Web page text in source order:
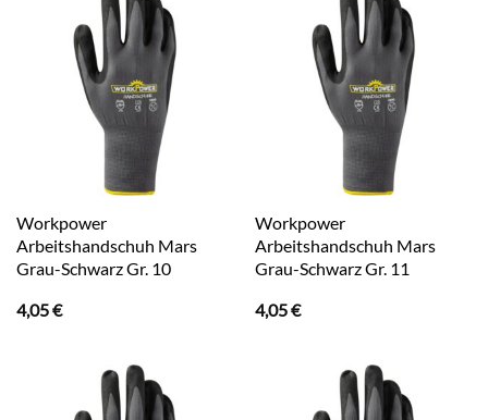
Workpower
Arbeitshandschuh Mars
Grau-Schwarz Gr. 10
4,05€
Workpower
Arbeitshandschuh Mars
Grau-Schwarz Gr. 11
4,05€